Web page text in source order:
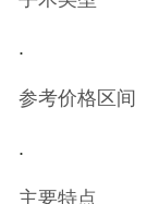
.
参考价格区间
.
主要特点